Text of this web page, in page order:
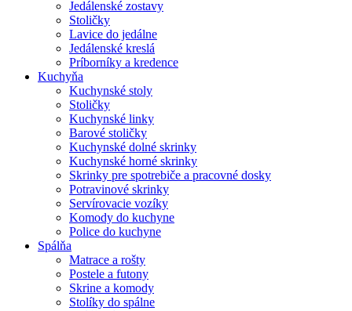
Jedálenské zostavy
Stoličky
Lavice do jedálne
Jedálenské kreslá
Príborníky a kredence
Kuchyňa
Kuchynské stoly
Stoličky
Kuchynské linky
Barové stoličky
Kuchynské dolné skrinky
Kuchynské horné skrinky
Skrinky pre spotrebiče a pracovné dosky
Potravinové skrinky
Servírovacie vozíky
Komody do kuchyne
Police do kuchyne
Spálňa
Matrace a rošty
Postele a futony
Skrine a komody
Stolíky do spálne